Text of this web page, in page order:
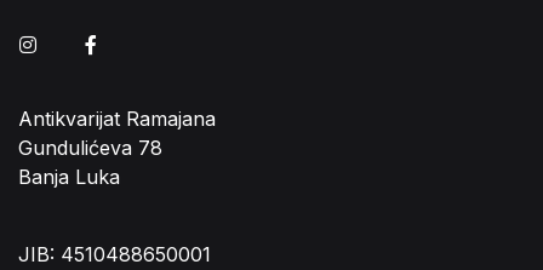
Instagram
Antikvarijat Ramajana
Gundulićeva 78
Banja Luka
JIB: 4510488650001